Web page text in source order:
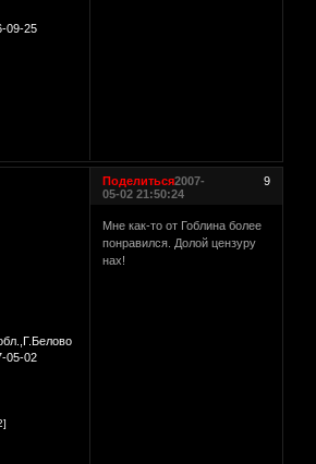
09-25
Поделиться 9
2007-
05-02 21:50:24
05-02
Мне как-то от Гоблина более
понравился. Долой цензуру
нах!